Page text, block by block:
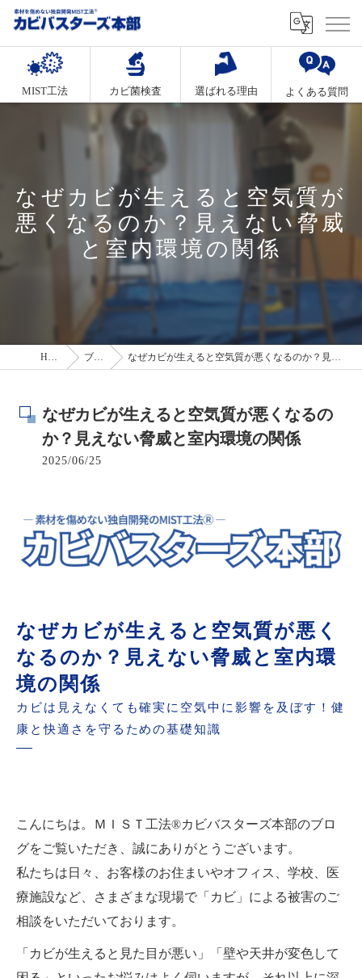
MIST工法 カビ菌検査 選ばれる理由 よくある質問
なぜカビが生えると空気質が
悪くなるのか？見えない脅威
と室内環境の関係
HOME ブログ なぜカビが生えると空気質が悪くなるのか？見えない脅威と室内環境の関係
なぜカビが生えると空気質が悪くなるの
か？見えない脅威と室内環境の関係
2025/06/25
なぜカビが生えると空気質が悪く
なるのか？見えない脅威と室内環
境の関係
カビは見えなくても確実に空気中に影響を及ぼす！健
康と快適さを守るための基礎知識
こんにちは。ＭＩＳＴ工法®カビバスターズ本部のブロ
グをご覧いただき、誠にありがとうございます。
私たちは日々、お客様のお住まいやオフィス、学校、医
療施設など、さまざまな現場で「カビ」による被害のご
相談をいただいております。
「カビが生えると見た目が悪い」「壁や天井が変色して